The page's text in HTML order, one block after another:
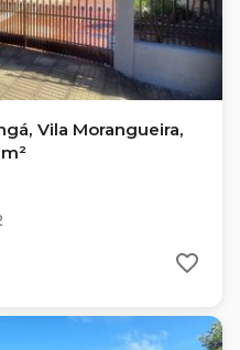
Vila Morangueira,